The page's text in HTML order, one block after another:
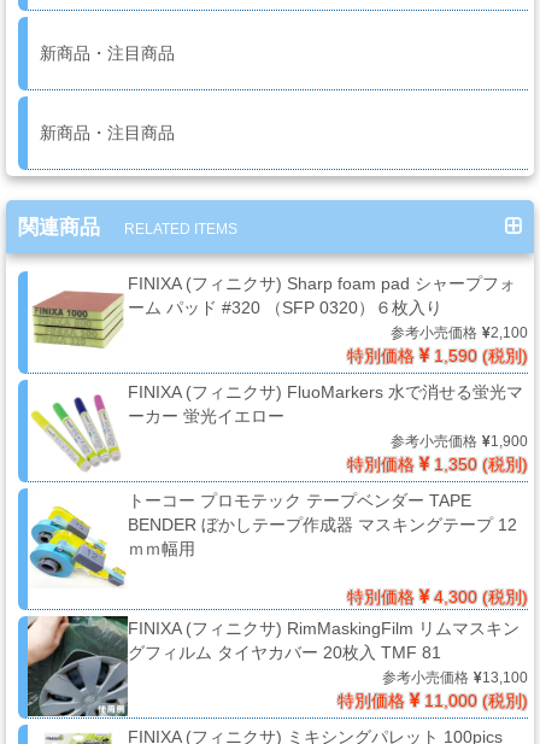
コ
プ
レ
サ
ー・
エ
ア
ー
経
ン
ウ
ン
バ
フ・
カ
ー
新商品・注目商品
新商品・注目商品
関連商品 RELATED ITEMS
FINIXA (フィニクサ) Sharp foam pad シャープフォ
ーム パッド #320 （SFP 0320）６枚入り
参考小売価格 2,100
特別価格
1,590 (税別)
FINIXA (フィニクサ) FluoMarkers 水で消せる蛍光マ
ーカー 蛍光イエロー
参考小売価格 1,900
特別価格
1,350 (税別)
トーコー プロモテック テープベンダー TAPE
BENDER ぼかしテープ作成器 マスキングテープ 12
ｍｍ幅用
特別価格
4,300 (税別)
FINIXA (フィニクサ) RimMaskingFilm リムマスキン
グフィルム タイヤカバー 20枚入 TMF 81
参考小売価格 13,100
特別価格
11,000 (税別)
FINIXA (フィニクサ) ミキシングパレット 100pics